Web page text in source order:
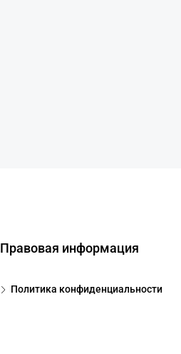
Правовая информация
Политика конфиденциальности